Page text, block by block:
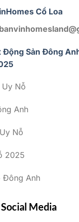
Cổ Loa
Động Sản Đông
Nỗ
Anh
Nỗ
2025
Đông Anh
Media